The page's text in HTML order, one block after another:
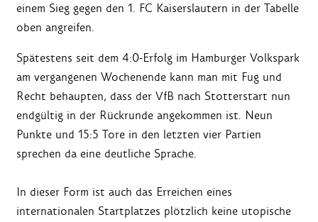
einem Sieg gegen den 1. FC Kaiserslautern in der Tabelle
oben angreifen.
Spätestens seit dem 4:0-Erfolg im Hamburger Volkspark
am vergangenen Wochenende kann man mit Fug und
Recht behaupten, dass der VfB nach Stotterstart nun
endgültig in der Rückrunde angekommen ist. Neun
Punkte und 15:5 Tore in den letzten vier Partien
sprechen da eine deutliche Sprache.
In dieser Form ist auch das Erreichen eines
internationalen Startplatzes plötzlich keine utopische